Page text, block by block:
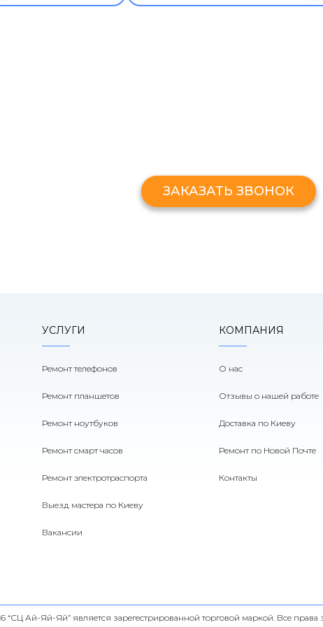
ЗАКАЗАТЬ ЗВОНОК
УСЛУГИ
Ремонт телефонов
Ремонт планшетов
Ремонт ноутбуков
Ремонт смарт часов
Ремонт электротраспорта
Выезд мастера по Киеву
Вакансии
КОМПАНИЯ
О нас
Отзывы о нашей работе
Доставка по Киеву
Ремонт по Новой Почте
Контакты
“СЦ Ай-Яй-Яй” является зарегестрированной торговой маркой. Все